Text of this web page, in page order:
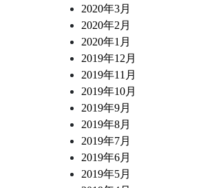
2020年3月
2020年2月
2020年1月
2019年12月
2019年11月
2019年10月
2019年9月
2019年8月
2019年7月
2019年6月
2019年5月